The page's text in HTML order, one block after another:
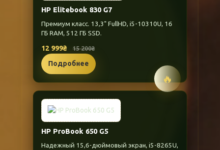
🔥
HP Elitebook 830 G7
Премиум класс. 13,3" FullHD, i5-10310U, 16
ГБ RAM, 512 ГБ SSD.
12 999₴ 15 200₴
Подробнее
HP ProBook 650 G5
Надежный 15,6-дюймовый экран, i5-8265U,